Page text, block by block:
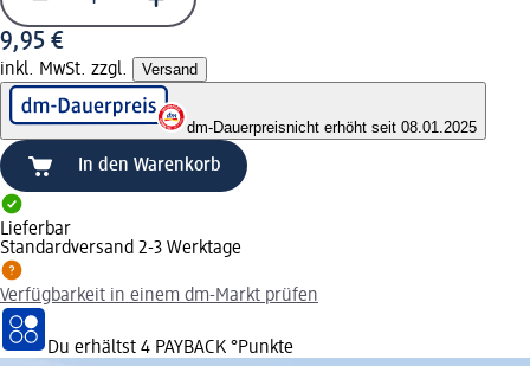
9,95 €
inkl. MwSt. zzgl. Versand
dm-Dauerpreisnicht erhöht seit 08.01.2025
In den Warenkorb
Lieferbar
Standardversand 2-3 Werktage
Verfügbarkeit in einem dm-Markt prüfen
Du erhältst 4 PAYBACK °Punkte